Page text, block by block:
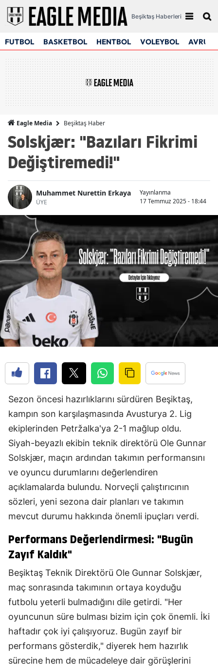
Beşiktaş Haberleri
FUTBOL BASKETBOL HENTBOL VOLEYBOL
Eagle Media Beşiktaş Haber
Solskjær: "Bazıları Fikrimi
Değiştiremedi!"
Muhammet Nurettin Erkaya
ÜYE
Yayınlanma
17 Temmuz 2025 - 18:44
Sezon öncesi hazırlıklarını sürdüren Beşiktaş,
kampın son karşılaşmasında Avusturya 2. Lig
ekiplerinden Petržalka'ya 2-1 mağlup oldu.
Siyah-beyazlı ekibin teknik direktörü Ole Gunnar
Solskjær, maçın ardından takımın performansını
ve oyuncu durumlarını değerlendiren
açıklamalarda bulundu. Norveçli çalıştırıcının
sözleri, yeni sezona dair planları ve takımın
mevcut durumu hakkında önemli ipuçları verdi.
Performans Değerlendirmesi: "Bugün
Zayıf Kaldık"
Beşiktaş Teknik Direktörü Ole Gunnar Solskjær,
maç sonrasında takımının ortaya koyduğu
futbolu yeterli bulmadığını dile getirdi. "Her
oyuncunun süre bulması bizim için çok önemli. İki
haftadır çok iyi çalışıyoruz. Bugün zayıf bir
performans gösterdik," diyerek hem hazırlık
sürecine hem de mücadeleye dair görüşlerini